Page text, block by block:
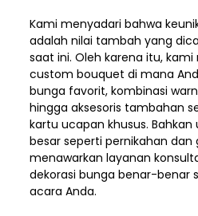
Kami menyadari bahwa
adalah nilai tambah yang
saat ini. Oleh karena itu,
custom bouquet di mana
bunga favorit, kombinasi
hingga aksesoris tambahan
kartu ucapan khusus.
besar seperti pernikahan dan
menawarkan layanan
dekorasi bunga benar-benar
acara Anda.